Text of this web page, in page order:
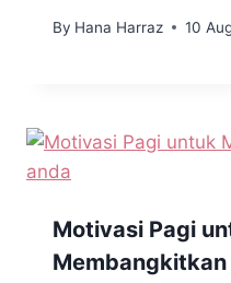
By Hana Harraz 10
Motivasi Pagi